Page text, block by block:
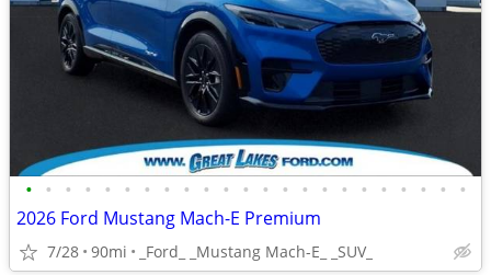
• • • • • • • • • • • • • • • • • • • • • • •
2026 Ford Mustang Mach-E Premium
7/28 90mi _Ford_ _Mustang Mach-E_ _SUV_